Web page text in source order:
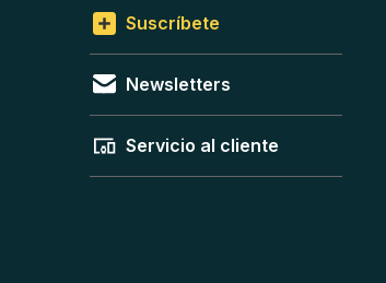
Suscríbete
Newsletters
Servicio al cliente